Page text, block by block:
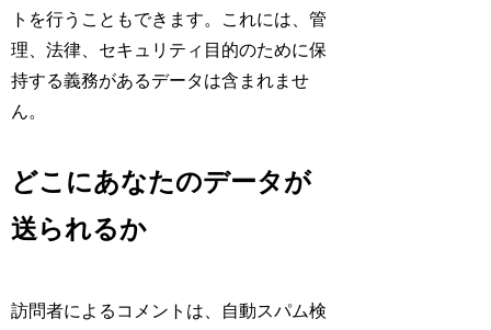
トを行うこともできます。これには、管
理、法律、セキュリティ目的のために保
持する義務があるデータは含まれませ
ん。
どこにあなたのデータが
送られるか
訪問者によるコメントは、自動スパム検